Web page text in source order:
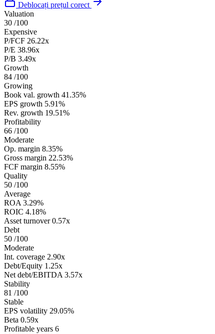
Deblocați prețul corect
Valuation
30 /100
Expensive
P/FCF 26.22x
P/E 38.96x
P/B 3.49x
Growth
84 /100
Growing
Book val. growth 41.35%
EPS growth 5.91%
Rev. growth 19.51%
Profitability
66 /100
Moderate
Op. margin 8.35%
Gross margin 22.53%
FCF margin 8.55%
Quality
50 /100
Average
ROA 3.29%
ROIC 4.18%
Asset turnover 0.57x
Debt
50 /100
Moderate
Int. coverage 2.90x
Debt/Equity 1.25x
Net debt/EBITDA 3.57x
Stability
81 /100
Stable
EPS volatility 29.05%
Beta 0.59x
Profitable years 6